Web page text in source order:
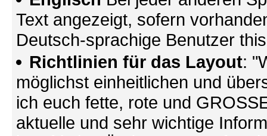
Text angezeigt, sofern
Deutsch-sprachige Benutzer
Richtlinien für das Layout:
möglichst einheitlichen und
ich euch fette, rote und
aktuelle und sehr wichtige